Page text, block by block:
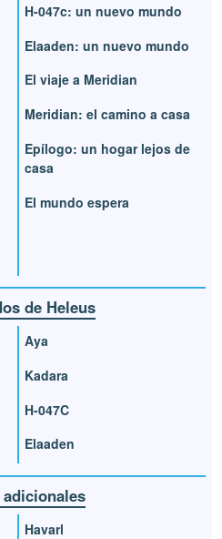
H-047c: un nuevo mundo
Elaaden: un nuevo mundo
El viaje a Meridian
Meridian: el camino a casa
Epílogo: un hogar lejos de
casa
El mundo espera
de Heleus
Aya
Kadara
H-047C
Elaaden
adicionales
Havarl